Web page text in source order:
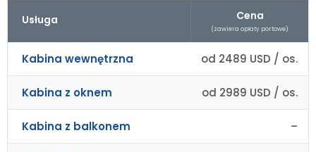
Usługa Cena
(zawiera opłaty portowe)
Kabina wewnętrzna od 2489 USD / os.
Kabina z oknem od 2989 USD / os.
Kabina z balkonem –